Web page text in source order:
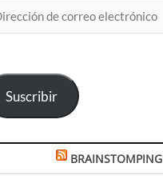
Suscribir
BRAINSTOMPING